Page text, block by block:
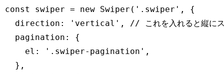
const swiper = new Swiper ( '.swiper' ,
{
direction : 'vertical' ,
// これを入れると縦に
pagination :
{
el : '.swiper-pagination' ,
} ,